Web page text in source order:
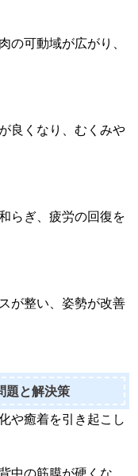
の可動域が広がり、
良くなり、むくみや
らぎ、疲労の回復を
が整い、姿勢が改善
題と解決策
や癒着を引き起こし